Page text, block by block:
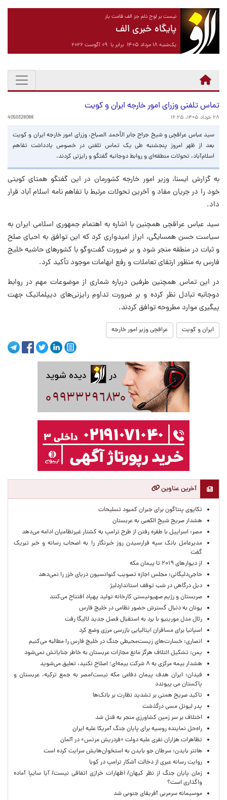
نیست بر لوح دلم جز الف قامت یار
پایگاه خبری الف
یک‌شنبه ۱۸ مرداد ۱۴۰۵ برابر با ۰۹ آگوست ۲۰۲۶
تماس تلفنی وزرای امور خارجه ایران و کویت
۲۸ خرداد ۱۴۰۵، ۱۶:۲۵ 4050328088
سید عباس عراقچی و شیخ جراح جابر الأحمد الصباح، وزرای امور خارجه ایران و کویت
بعد از ظهر امروز پنجشنبه طی یک تماس تلفنی در خصوص یادداشت تفاهم
اسلام‌آباد، تحولات منطقه‌ای و روابط دوجانبه گفتگو و رایزنی کردند.
به گزارش ایسنا، وزیر امور خارجه کشورمان در این گفتگو همتای کویتی
خود را در جریان مفاد و آخرین تحولات مرتبط با تفاهم نامه اسلام آباد قرار
داد.
سید عباس عراقچی همچنین با اشاره به اهتمام جمهوری اسلامی ایران به
سیاست حسن همسایگی، ابراز امیدواری کرد که این توافق به احیای صلح
و ثبات در منطقه منجر شود و بر ضرورت گفت‌وگو با کشورهای حاشیه خلیج
فارس به منظور ارتقای تعاملات و رفع ابهامات موجود تأکید کرد.
در این تماس همچنین طرفین درباره شماری از موضوعات مهم در روابط
دوجانبه تبادل نظر کرده و بر ضرورت تداوم رایزنی‌های دیپلماتیک جهت
پیگیری موارد مطروحه توافق کردند.
ایران و کویت عراقچی وزیر امور خارجه
آخرین عناوین
تکاپوی پنتاگون برای جبران کمبود تسلیحات
هشدار صریح شیخ الکعبی به عربستان
مصر: اسراییل با طفره رفتن از طرح ترامپ به کشتار غیرنظامیان ادامه می‌دهد
مدیرعامل بانک سپه فرارسیدن روز خبرنگار را به اصحاب رسانه و خبر تبریک
گفت
از دیوارهای ۲۰۱۹ تا پیمان مکه
حاجی‌دلیگانی: مجلس اجازه تصویب کنوانسیون دریای خزر را نمی‌دهد
دبل درگاهی در شب توقف استانداردلیژ
صربستان و رژیم صهیونیستی کارخانه تولید پهپاد افتتاح می‌کنند
یونان به دنبال گسترش حضور نظامی در خلیج فارس
رئال مدل مورینیو با برد به استقبال فصل جدید لالیگا رفت
اسپانیا برای مسافران ایتالیایی بازرسی مرزی وضع کرد
انصاری: خسارت‌های زیست‌محیطی جنگ در خلیج فارس را مطالبه‌ می‌کنیم
یمن: تشکیل ائتلاف هرگز مانع مجازات عربستان به خاطر جنایاتش نمی‌شود
هشدار بیمه مرکزی به ۸ شرکت بیمه‌ای؛ اصلاح نکنید، تعلیق می‌شوید
فیدان: ایران هدف پیمان دفاعی مکه نیست/مصر به جمع ترکیه، عربستان و
پاکستان می پیوندد
تاکید صریح همتی بر تشدید نظارت بر بانک‌ها
پدر لیونل مسی درگذشت
اختلاف بر سر زمین کشاورزی منجر به قتل شد
راه‌حل نماینده روسیه برای پایان جنگ آمریکا علیه ایران
تظاهرات هزاران نفری علیه دولت «فردریش مرتس» در آلمان
هانتر بایدن: سرطان جو بایدن به استخوان‌هایش سرایت کرده است
روایت رسانه عبری از دخالت آشکار ترامپ در کوبا
زمان پایان جنگ از نظر کیهان/ اظهارات خرازی اتفاقی نیست/ آیا سایپا آماده
واگذاری است؟
موسیمانه سرمربی آفریقای جنوبی شد